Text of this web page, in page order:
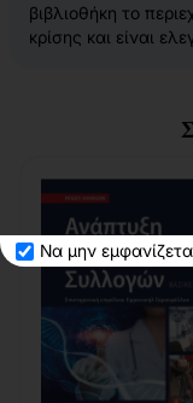
Να μην
βιβλιοθήκη το
κρίσης και είναι